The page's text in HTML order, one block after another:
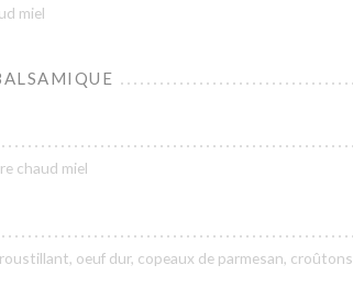
miel
chaud miel
oeuf dur, copeaux de parmesan, croûtons